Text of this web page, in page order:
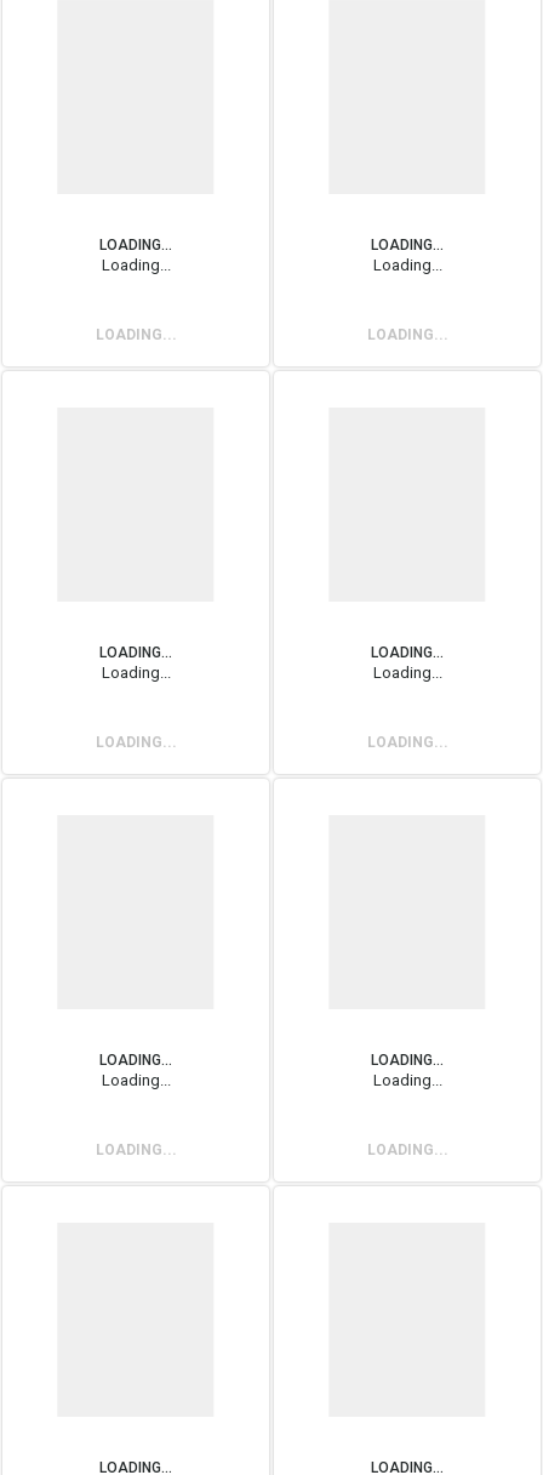
LOADING...
Loading...
LOADING...
LOADING...
Loading...
LOADING...
LOADING...
Loading...
LOADING...
LOADING...
Loading...
LOADING...
LOADING...
Loading...
LOADING...
LOADING...
Loading...
LOADING...
LOADING... LOADING...